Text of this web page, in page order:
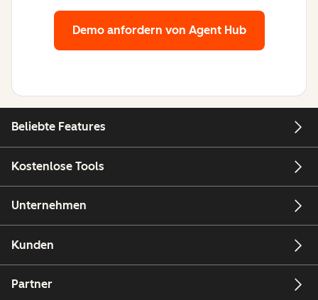
Demo anfordern von Agent Hub
Beliebte Features
Kostenlose Tools
Unternehmen
Kunden
Partner